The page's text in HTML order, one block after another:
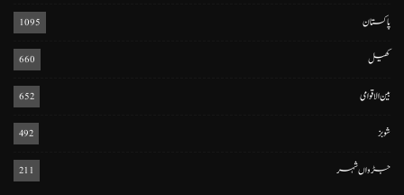
پاکستان 1095
کھیل 660
بین الاقوامی 652
شوبز 492
جڑواں شہر 211